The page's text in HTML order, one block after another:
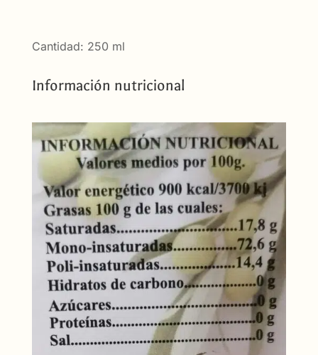
con
250ml
Cantidad: 250 ml
Información nutricional